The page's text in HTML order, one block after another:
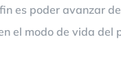
es poder avanzar
el modo de vida del